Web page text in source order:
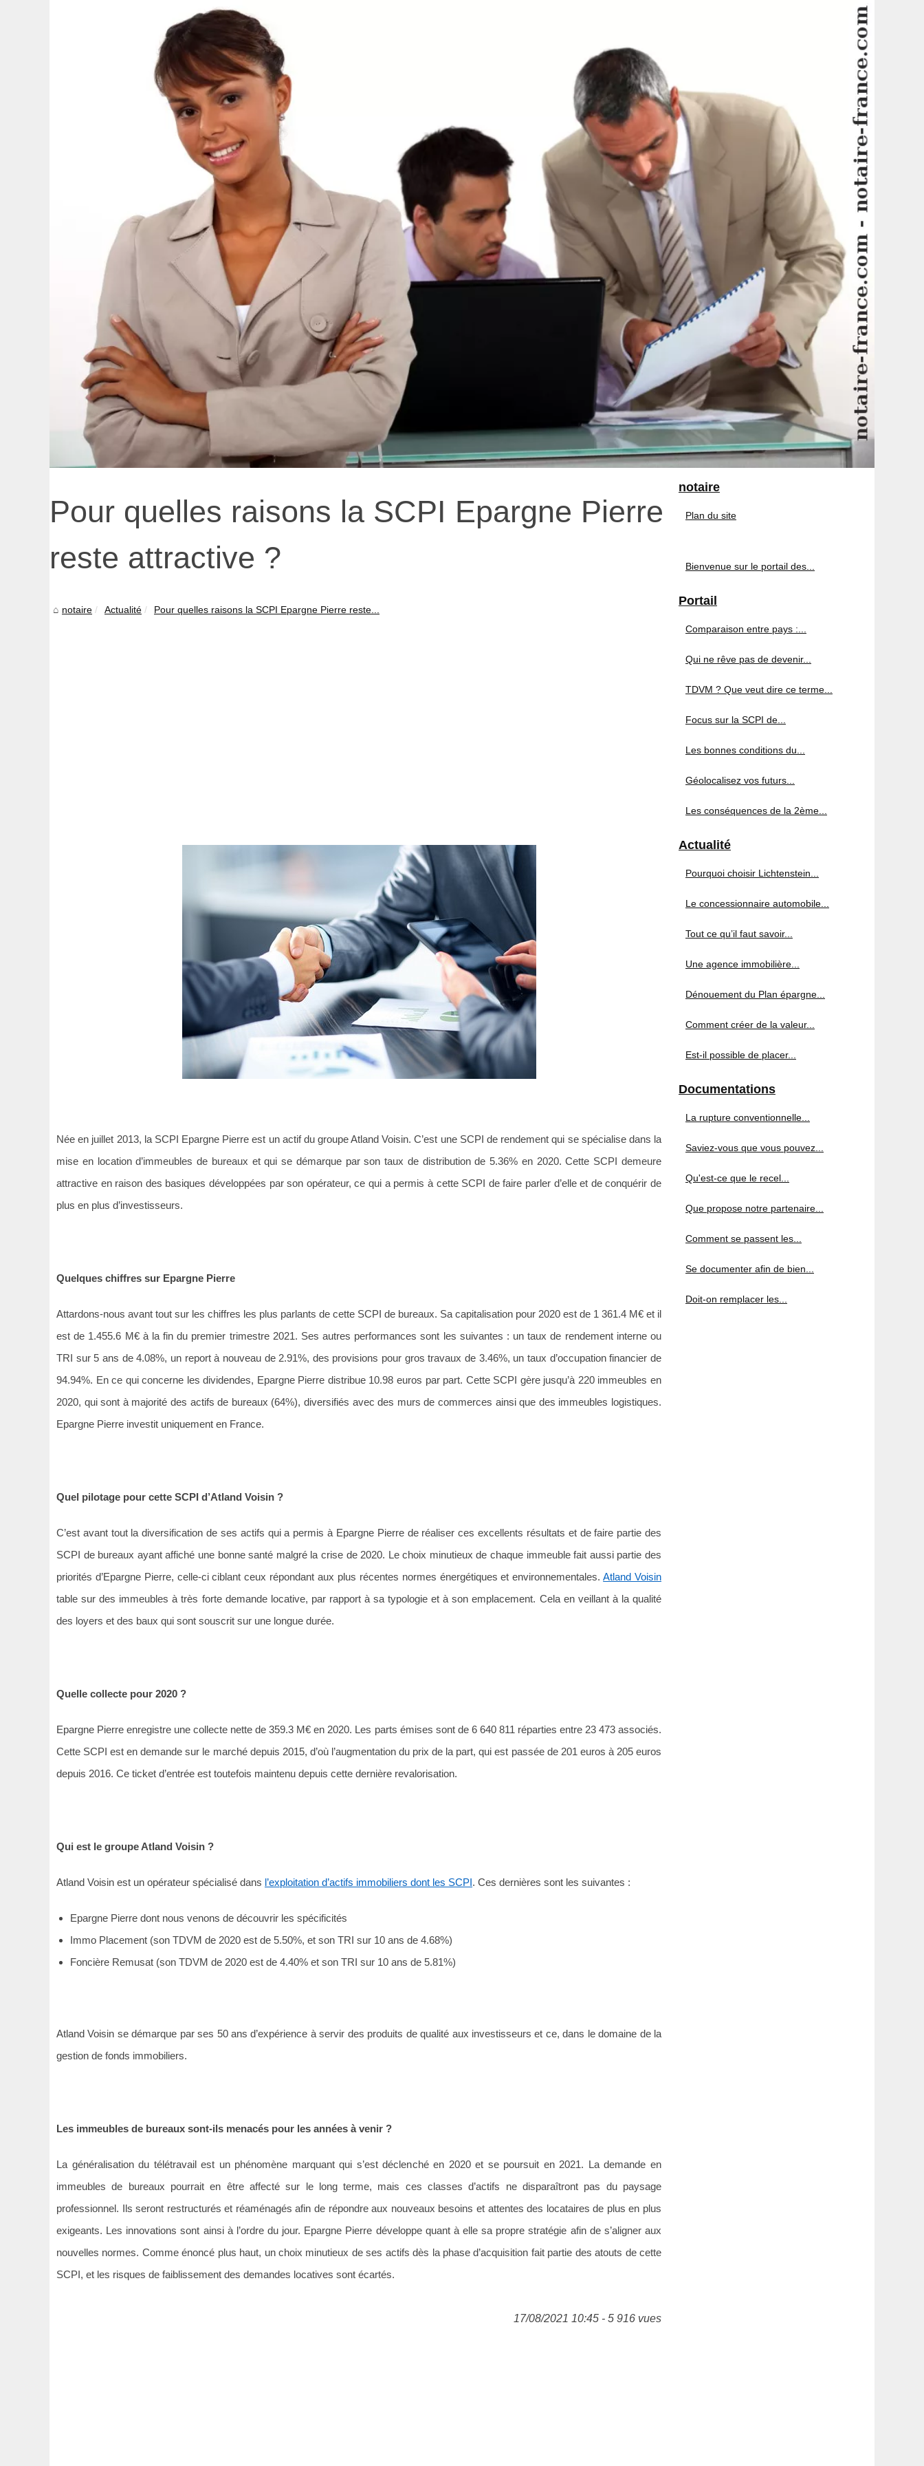
Pour quelles raisons la SCPI Epargne Pierre
reste attractive ?
notaire Actualité Pour quelles raisons la SCPI Epargne Pierre reste...
Née en juillet 2013, la SCPI Epargne Pierre est un actif du groupe Atland Voisin. C’est une SCPI de rendement qui se spécialise dans la
mise en location d’immeubles de bureaux et qui se démarque par son taux de distribution de 5.36% en 2020. Cette SCPI demeure
attractive en raison des basiques développées par son opérateur, ce qui a permis à cette SCPI de faire parler d’elle et de conquérir de
plus en plus d’investisseurs.
Quelques chiffres sur Epargne Pierre
Attardons-nous avant tout sur les chiffres les plus parlants de cette SCPI de bureaux. Sa capitalisation pour 2020 est de 1 361.4 M€ et il
est de 1.455.6 M€ à la fin du premier trimestre 2021. Ses autres performances sont les suivantes : un taux de rendement interne ou
TRI sur 5 ans de 4.08%, un report à nouveau de 2.91%, des provisions pour gros travaux de 3.46%, un taux d’occupation financier de
94.94%. En ce qui concerne les dividendes, Epargne Pierre distribue 10.98 euros par part. Cette SCPI gère jusqu’à 220 immeubles en
2020, qui sont à majorité des actifs de bureaux (64%), diversifiés avec des murs de commerces ainsi que des immeubles logistiques.
Epargne Pierre investit uniquement en France.
Quel pilotage pour cette SCPI d’Atland Voisin ?
C’est avant tout la diversification de ses actifs qui a permis à Epargne Pierre de réaliser ces excellents résultats et de faire partie des
SCPI de bureaux ayant affiché une bonne santé malgré la crise de 2020. Le choix minutieux de chaque immeuble fait aussi partie des
priorités d’Epargne Pierre, celle-ci ciblant ceux répondant aux plus récentes normes énergétiques et environnementales.Atland Voisin
table sur des immeubles à très forte demande locative, par rapport à sa typologie et à son emplacement. Cela en veillant à la qualité
des loyers et des baux qui sont souscrit sur une longue durée.
Quelle collecte pour 2020 ?
Epargne Pierre enregistre une collecte nette de 359.3 M€ en 2020. Les parts émises sont de 6 640 811 réparties entre 23 473 associés.
Cette SCPI est en demande sur le marché depuis 2015, d’où l’augmentation du prix de la part, qui est passée de 201 euros à 205 euros
depuis 2016. Ce ticket d’entrée est toutefois maintenu depuis cette dernière revalorisation.
Qui est le groupe Atland Voisin ?
Atland Voisin est un opérateur spécialisé dans l’exploitation d’actifs immobiliers dont les SCPI . Ces dernières sont les suivantes :
Epargne Pierre dont nous venons de découvrir les spécificités
Immo Placement (son TDVM de 2020 est de 5.50%, et son TRI sur 10 ans de 4.68%)
Foncière Remusat (son TDVM de 2020 est de 4.40% et son TRI sur 10 ans de 5.81%)
Atland Voisin se démarque par ses 50 ans d’expérience à servir des produits de qualité aux investisseurs et ce, dans le domaine de la
gestion de fonds immobiliers.
Les immeubles de bureaux sont-ils menacés pour les années à venir ?
La généralisation du télétravail est un phénomène marquant qui s’est déclenché en 2020 et se poursuit en 2021. La demande en
immeubles de bureaux pourrait en être affecté sur le long terme, mais ces classes d’actifs ne disparaîtront pas du paysage
professionnel. Ils seront restructurés et réaménagés afin de répondre aux nouveaux besoins et attentes des locataires de plus en plus
exigeants. Les innovations sont ainsi à l’ordre du jour. Epargne Pierre développe quant à elle sa propre stratégie afin de s’aligner aux
nouvelles normes. Comme énoncé plus haut, un choix minutieux de ses actifs dès la phase d’acquisition fait partie des atouts de cette
SCPI, et les risques de faiblissement des demandes locatives sont écartés.
17/08/2021 10:45 - 5 916 vues
notaire
Plan du site
Bienvenue sur le portail des...
Portail
Comparaison entre pays :...
Qui ne rêve pas de devenir...
TDVM ? Que veut dire ce terme...
Focus sur la SCPI de...
Les bonnes conditions du...
Géolocalisez vos futurs...
Les conséquences de la 2ème...
Actualité
Pourquoi choisir Lichtenstein...
Le concessionnaire automobile...
Tout ce qu’il faut savoir...
Une agence immobilière...
Dénouement du Plan épargne...
Comment créer de la valeur...
Est-il possible de placer...
Documentations
La rupture conventionnelle...
Saviez-vous que vous pouvez...
Qu'est-ce que le recel...
Que propose notre partenaire...
Comment se passent les...
Se documenter afin de bien...
Doit-on remplacer les...